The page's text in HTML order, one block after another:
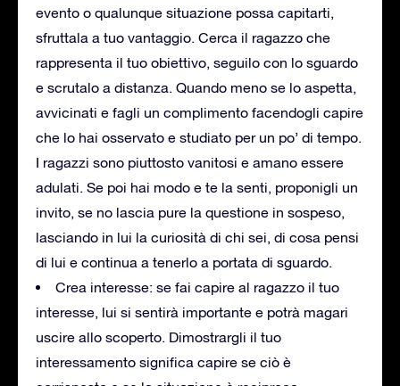
evento o qualunque situazione possa capitarti,
sfruttala a tuo vantaggio. Cerca il ragazzo che
rappresenta il tuo obiettivo, seguilo con lo sguardo
e scrutalo a distanza. Quando meno se lo aspetta,
avvicinati e fagli un complimento facendogli capire
che lo hai osservato e studiato per un po’ di tempo.
I ragazzi sono piuttosto vanitosi e amano essere
adulati. Se poi hai modo e te la senti, proponigli un
invito, se no lascia pure la questione in sospeso,
lasciando in lui la curiosità di chi sei, di cosa pensi
di lui e continua a tenerlo a portata di sguardo.
Crea interesse: se fai capire al ragazzo il tuo
interesse, lui si sentirà importante e potrà magari
uscire allo scoperto. Dimostrargli il tuo
interessamento significa capire se ciò è